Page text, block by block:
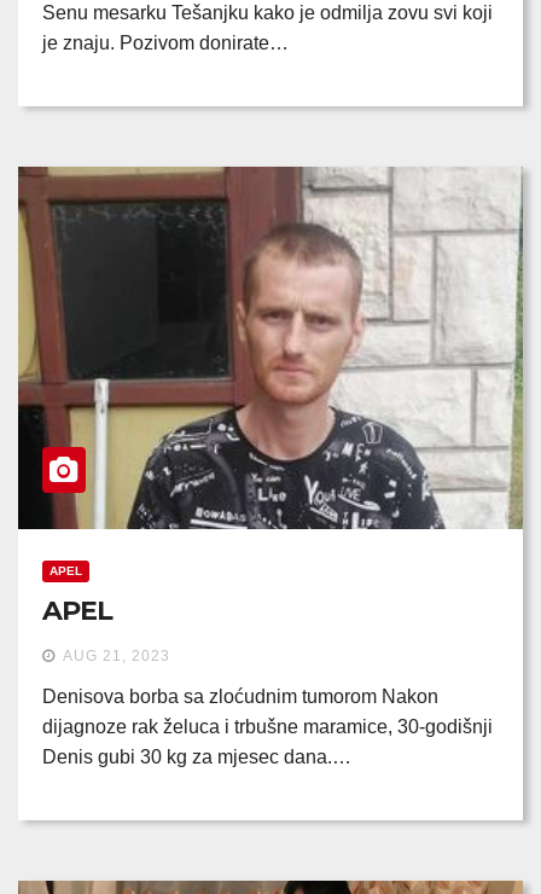
Senu mesarku Tešanjku kako je odmilja zovu svi koji
je znaju. Pozivom donirate…
APEL
APEL
AUG 21, 2023
Denisova borba sa zloćudnim tumorom Nakon
dijagnoze rak želuca i trbušne maramice, 30-godišnji
Denis gubi 30 kg za mjesec dana.…